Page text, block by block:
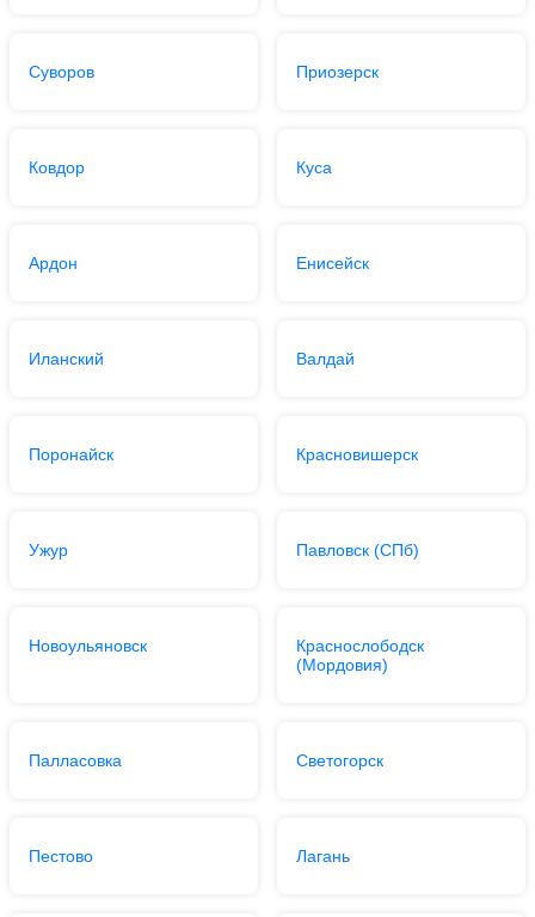
Суворов Приозерск
Ковдор Куса
Ардон Енисейск
Иланский Валдай
Поронайск Красновишерск
Ужур Павловск (СПб)
Новоульяновск
Краснослободск
(Мордовия)
Палласовка Светогорск
Пестово Лагань